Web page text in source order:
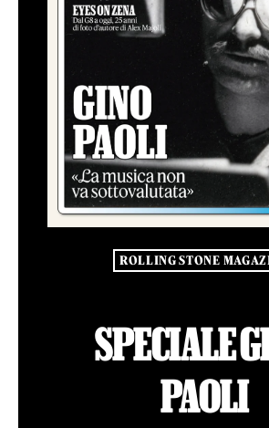
ROLLING STONE
SPECIALE
PAOLI